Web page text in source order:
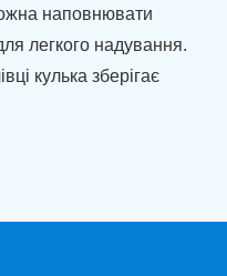
наповнювати
легкого надування.
кулька зберігає